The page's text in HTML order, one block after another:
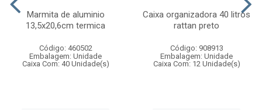
Marmita de aluminio
13,5x20,6cm termica
Código: 460502
Embalagem: Unidade
Caixa Com: 40 Unidade(s)
Caixa organizadora 40 litros
rattan preto
Código: 908913
Embalagem: Unidade
Caixa Com: 12 Unidade(s)